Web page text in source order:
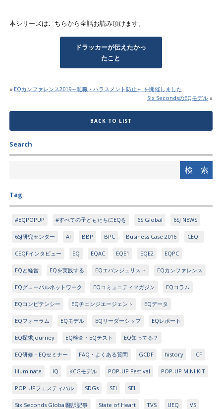
本シリーズはこちらから全話お読み頂けます。
ドラッカーが伝えたかっ
たこと
« EQカンファレンス2019～離職・ハラスメント防止～ を開催しました
Six SecondsのEQモデル »
BACK TO LIST
Search
Tag
#EQPOPUP #すべての子どもたちにEQを 6S Global 6SJ NEWS
6SJ研究センター AI BBP BPC Business Case 2016 CEQF
CEQFインタビュー EQ EQAC EQE1 EQE2 EQPC
EQと経営 EQを実践する EQエバンジェリスト EQカンファレンス
EQグローバルネットワーク EQコミュニティマガジン EQコラム
EQコンピテンシー EQチェンジエージェント EQデータ
EQフォーラム EQモデル EQリーダーシップ EQレポート
EQ探求Journey EQ検査・EQテスト EQ知ってる？
EQ研修・EQセミナー FAQ・よくある質問 GCDF history ICF
Illuminate IQ KCGモデル POP-UP Festival POP-UP MINI KIT
POP-UPフェスティバル SDGs SEI SEL
Six Seconds Global翻訳記事 State of Heart TVS UEQ VS